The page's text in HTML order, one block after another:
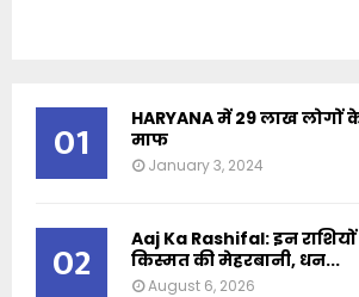
01
HARYANA में 29 लाख लोगों
माफ
January 3, 2024
02
Aaj Ka Rashifal: इन
किस्मत की मेहरबानी, धन...
August 6, 2026